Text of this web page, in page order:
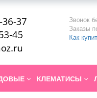
37
45
Звонок
Заказы
Как
КЛЕМАТИСЫ